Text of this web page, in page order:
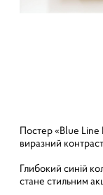
Постер «Blue Line
виразний
Глибокий синій
стане стильним